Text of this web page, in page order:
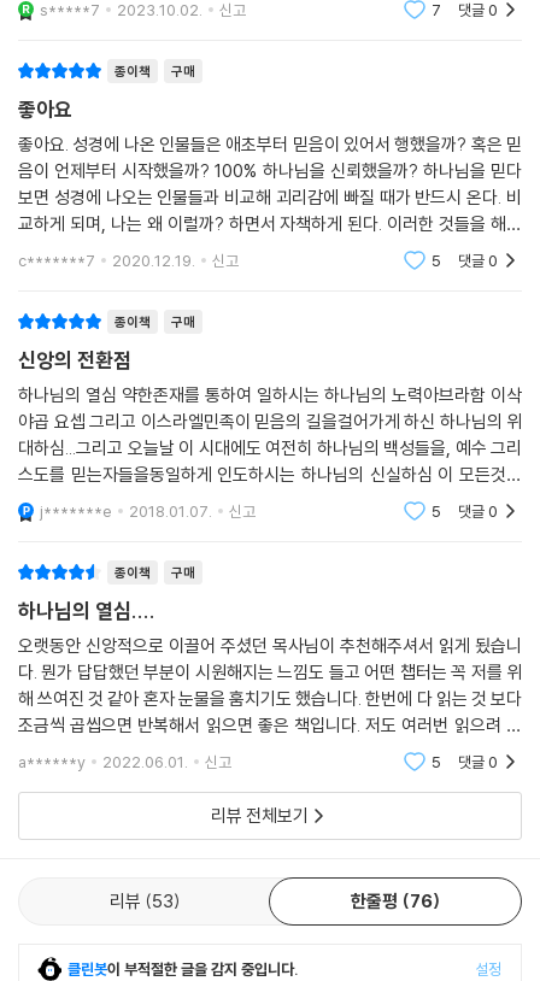
가 잘 되게
s*****7 2023.10.02. 신고 7 댓글0
종이책 구매
좋아요
좋아요. 성경에 나온 인물들은 애초부터 믿음이 있어서 행했을까? 혹은 믿
음이 언제부터 시작했을까? 100% 하나님을 신뢰했을까? 하나님을 믿다
보면 성경에 나오는 인물들과 비교해 괴리감에 빠질 때가 반드시 온다. 비
교하게 되며, 나는 왜 이럴까? 하면서 자책하게 된다. 이러한 것들을 해소
해주는 책이다. 믿음의 조상인 아브라함부터 시작해서, 성경적인 근거로
c*******7 2020.12.19. 신고 5 댓글0
종이책 구매
신앙의 전환점
하나님의 열심 약한존재를 통하여 일하시는 하나님의 노력아브라함 이삭
야곱 요셉 그리고 이스라엘민족이 믿음의 길을걸어가게 하신 하나님의 위
대하심...그리고 오늘날 이 시대에도 여전히 하나님의 백성들을, 예수 그리
스도를 믿는자들을동일하게 인도하시는 하나님의 신실하심 이 모든것이
담겨져있다. 신앙의 전환점을 만드는 책입니다. 기다리고 기다렸던 책
j*******e 2018.01.07. 신고 5 댓글0
종이책 구매
하나님의 열심....
오랫동안 신앙적으로 이끌어 주셨던 목사님이 추천해주셔서 읽게 됬습니
다. 뭔가 답답했던 부분이 시원해지는 느낌도 들고 어떤 챕터는 꼭 저를 위
해 쓰여진 것 같아 혼자 눈물을 훔치기도 했습니다. 한번에 다 읽는 것 보다
조금씩 곱씹으면 반복해서 읽으면 좋은 책입니다. 저도 여러번 읽으려 합
니다 지인분께 선물하기 위해 주문하러 들어왔다 글 남깁니다. 샬롬 !
a******y 2022.06.01. 신고 5 댓글0
리뷰 전체보기
리뷰 53 한줄평 76
클린봇이 부적절한 글을 감지 중입니다. 설정